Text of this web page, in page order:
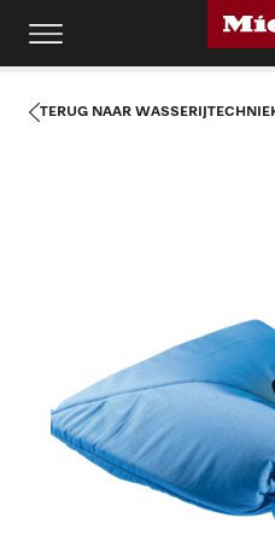
TERUG NAAR